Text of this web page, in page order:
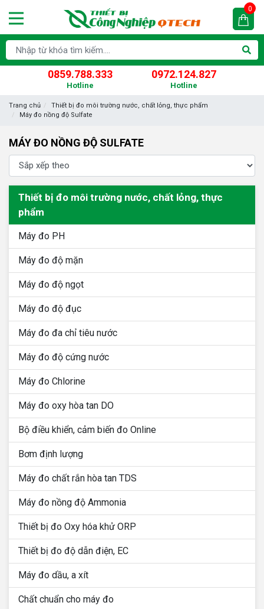
0859.788.333
Hotline
0972.124.827
Hotline
0
Trang chủ
Thiết bị đo môi trường nước, chất lỏng, thực phẩm
Máy đo nồng độ Sulfate
MÁY ĐO NỒNG ĐỘ SULFATE
Thiết bị đo môi trường nước, chất lỏng, thực
phẩm
Máy đo PH
Máy đo độ mặn
Máy đo độ ngọt
Máy đo độ đục
Máy đo đa chỉ tiêu nước
Máy đo độ cứng nước
Máy đo Chlorine
Máy đo oxy hòa tan DO
Bộ điều khiển, cảm biến đo Online
Bơm định lượng
Máy đo chất rắn hòa tan TDS
Máy đo nồng độ Ammonia
Thiết bị đo Oxy hóa khử ORP
Thiết bị đo độ dẫn điện, EC
Máy đo dầu, a xít
Chất chuẩn cho máy đo